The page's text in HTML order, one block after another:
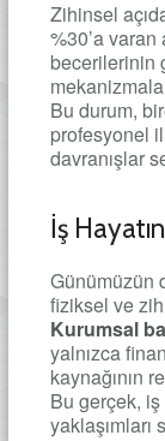
Zihinsel
%30’a
becerilerinin
Bu durum,
profesyonel
davranışlar
İş
Günümüzün
fiziksel ve
Kurumsal
yalnızca
kaynağının
Bu gerçek, iş